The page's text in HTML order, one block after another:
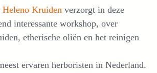
Heleno Kruiden verzorgt in deze
interessante workshop, over
etherische oliën en het reinigen
ervaren herboristen in Nederland.